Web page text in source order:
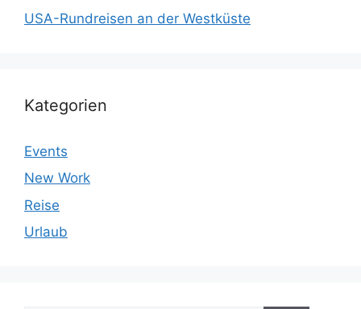
USA-Rundreisen an der Westküste
Kategorien
Events
New Work
Reise
Urlaub